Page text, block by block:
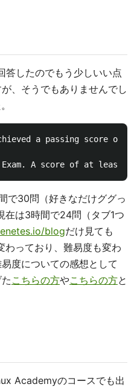
答したのでもう少しいい点
、そうでもありませんでし
a passing score on
で30問（好きなだけググっ
在は3時間で24問（タブ1つ
blogだけ見ても
わっており、難易度も変わ
度についての感想として
こちらの方やこちらの方と
Academyのコースでも出